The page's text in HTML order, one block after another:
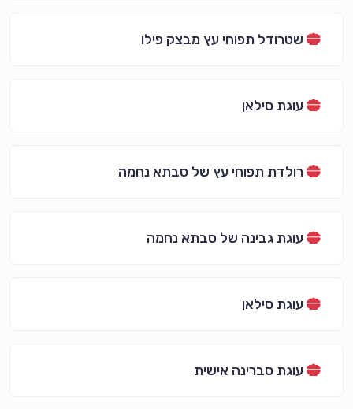
שטרודל תפוחי עץ מבצק פילו
עוגת סילאן
רולדת תפוחי עץ של סבתא נחמה
עוגת גבינה של סבתא נחמה
עוגת סילאן
עוגת סברינה אישית